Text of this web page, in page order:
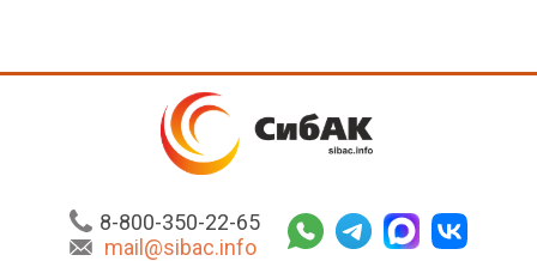
8-800-350-22-65
mail@sibac.info